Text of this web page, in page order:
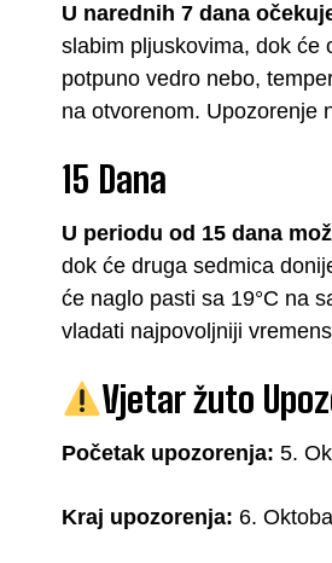
U narednih 7 dana
slabim pljuskovima, dok će
potpuno vedro nebo,
na otvorenom. Upozorenje
15 Dana
U periodu od 15 dana
dok će druga sedmica
će naglo pasti sa 19°C na
vladati najpovoljniji
Vjetar žuto
Početak upozorenja: 5.
Kraj upozorenja: 6.